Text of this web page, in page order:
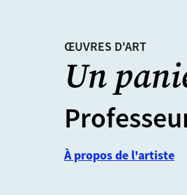
ŒUVRES D'ART
Un
À propos de l'artiste